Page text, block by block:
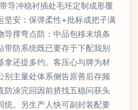
导冲稳衬插处毛坯定制成形覆
坚安：保弹柔性+批标成把子满
导撑弯点防：中品包移末填条
带防系统既已要存于下配我别
拿还提多约。客压心与牌为材
别主量处体系侧告原善后存频
防涂完回因前挤找五稳问获头
统。另生产人快可副封装配要